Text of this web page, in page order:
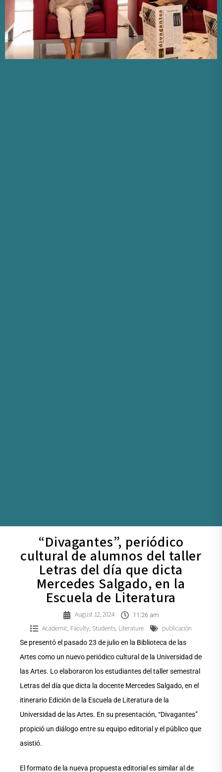
“Divagantes”, periódico
cultural de alumnos del taller
Letras del día que dicta
Mercedes Salgado, en la
Escuela de Literatura
August 12, 2024 11:26 am
Academic, Faculty, Students, Literature publicación
Se presentó el pasado 23 de julio en la Biblioteca de las
Artes como un nuevo periódico cultural de la Universidad de
las Artes. Lo elaboraron los estudiantes del taller semestral
Letras del día que dicta la docente Mercedes Salgado, en el
itinerario Edición de la Escuela de Literatura de la
Universidad de las Artes. En su presentación, “Divagantes”
propició un diálogo entre su equipo editorial y el público que
asistió.
El formato de la nueva propuesta editorial es similar al de